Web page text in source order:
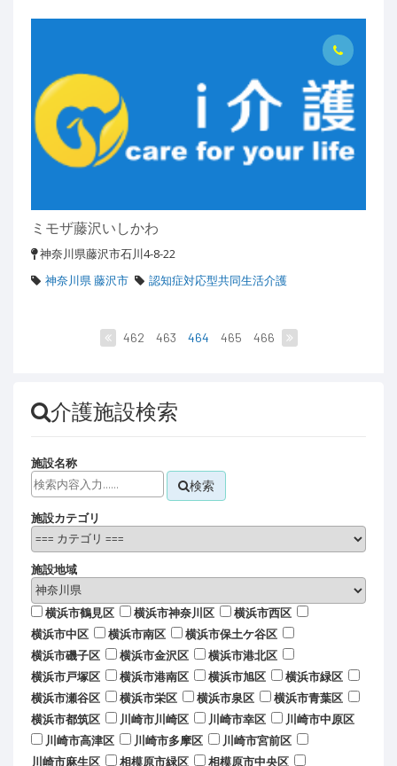
ミモザ藤沢いしかわ
神奈川県藤沢市石川4-8-22
神奈川県 藤沢市
認知症対応型共同生活介護
462 463 464 465 466
介護施設検索
施設名称
検索
施設カテゴリ
施設地域
横浜市鶴見区 横浜市神奈川区
横浜市西区
横浜市中区
横浜市南区
横浜市保土ケ谷区
横浜市磯子区
横浜市金沢区
横浜市港北区
横浜市戸塚区
横浜市港南区 横浜市旭区
横浜市緑区
横浜市瀬谷区
横浜市栄区 横浜市泉区
横浜市青葉区
横浜市都筑区
川崎市川崎区 川崎市幸区
川崎市中原区
川崎市高津区
川崎市多摩区
川崎市宮前区
川崎市麻生区
相模原市緑区 相模原市中央区